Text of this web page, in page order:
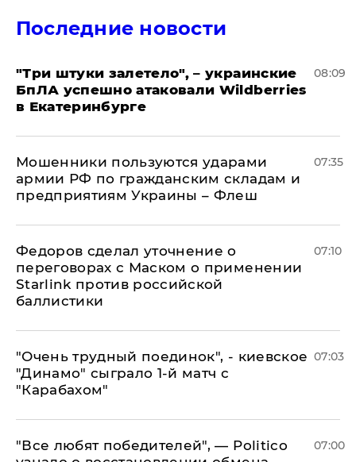
Последние новости
"Три штуки залетело", – украинские
БпЛА успешно атаковали Wildberries
в Екатеринбурге
08:09
Мошенники пользуются ударами
армии РФ по гражданским складам и
предприятиям Украины – Флеш
07:35
Федоров сделал уточнение о
переговорах с Маском о применении
Starlink против российской
баллистики
07:10
"Очень трудный поединок", - киевское
"Динамо" сыграло 1-й матч с
"Карабахом"
07:03
​"Все любят победителей", — Politico
07:00